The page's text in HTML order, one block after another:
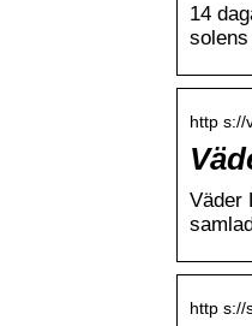
14
http s://
Väder
http s://